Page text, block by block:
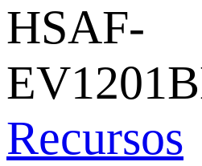
HSAF-
Recursos